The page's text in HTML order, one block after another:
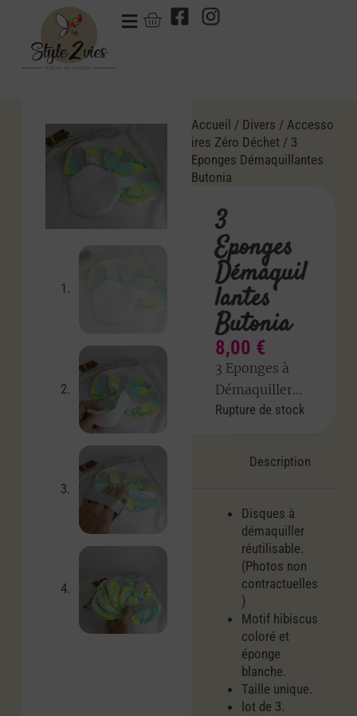
Accueil / Divers /Accesso
ires Zéro Déchet / 3
Eponges Démaquillantes
Butonia
3
Eponges
Démaquil
lantes
Butonia
8,00 €
3 Eponges à
Démaquiller…
Rupture de stock
Description
Disques à
démaquiller
réutilisable.
(Photos non
contractuelles
)
Motif hibiscus
coloré et
éponge
blanche.
Taille unique.
lot de 3.